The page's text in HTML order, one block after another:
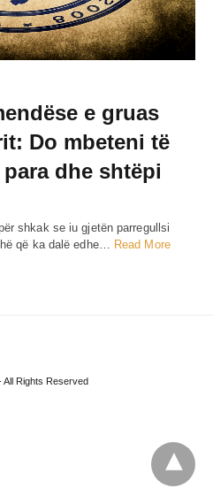
e gruas
Do mbeteni të
dhe shtëpi
shkak se iu gjetën parregullsi
që ka dalë edhe… Read More
All Rights Reserved